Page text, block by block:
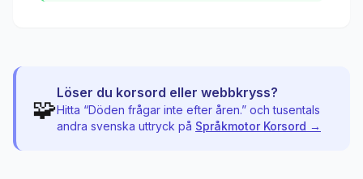
🧩
Löser du korsord eller webbkryss?
Hitta “Döden frågar inte efter åren.” och tusentals
andra svenska uttryck på Språkmotor Korsord →